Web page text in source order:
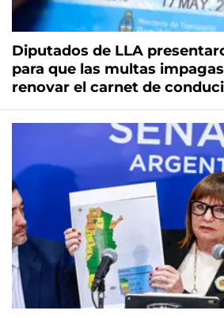
Diputados de LLA
para que las multas
renovar el carnet de